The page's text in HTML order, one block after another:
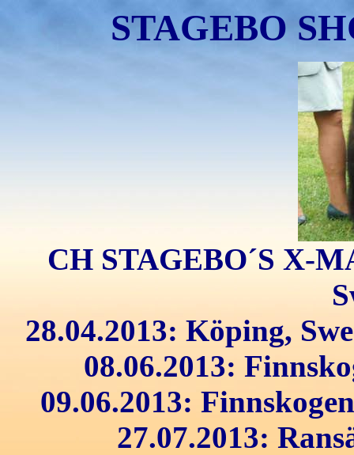
STAGEBO
CH STAGEBO´S X-
28.04.2013: Köping,
08.06.2013:
09.06.2013:
27.07.2013: